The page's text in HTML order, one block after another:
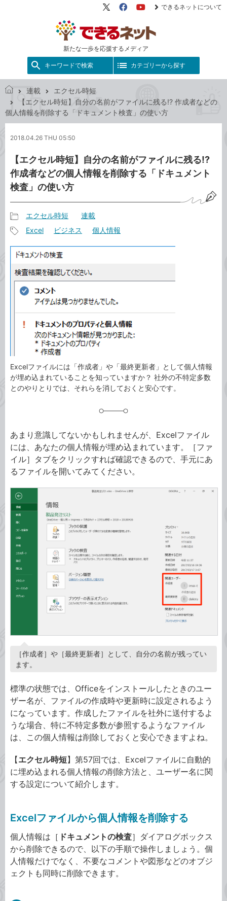
新たな一歩を応援するメディア
X（旧
FacebookYouTube
できるネットについて
キーワードで検索 カテゴリーから探す
き
ッ
連載
エクセル時短
【エクセル時短】自分の名前がファイルに残る!? 作成者などの
個人情報を削除する「ドキュメント検査」の使い方
2018.04.26 THU 05:50
【エクセル時短】自分の名前がファイルに残る!?
作成者などの個人情報を削除する「ドキュメント
検査」の使い方
事
カ
テ
ゴ
リ
エクセル時短 連載
事
グ
Excel ビジネス 個人情報
Excelファイルには「作成者」や「最終更新者」として個人情報
が埋め込まれていることを知っていますか？ 社外の不特定多数
とのやりとりでは、それらを消しておくと安心です。
あまり意識してないかもしれませんが、Excelファイル
には、あなたの個人情報が埋め込まれています。［ファ
イル］タブをクリックすれば確認できるので、手元にあ
るファイルを開いてみてください。
［作成者］や［最終更新者］として、自分の名前が残ってい
ます。
標準の状態では、Officeをインストールしたときのユー
ザー名が、ファイルの作成時や更新時に設定されるよう
になっています。作成したファイルを社外に送付するよ
うな場合、特に不特定多数が参照するようなファイル
は、この個人情報は削除しておくと安心できますよね。
【エクセル時短】第57回では、Excelファイルに自動的
に埋め込まれる個人情報の削除方法と、ユーザー名に関
する設定について紹介します。
Excelファイルから個人情報を削除する
個人情報は［ ドキュメントの検査］ダイアログボックス
から削除できるので、以下の手順で操作しましょう。個
人情報だけでなく、不要なコメントや図形などのオブジ
ェクトも同時に削除できます。